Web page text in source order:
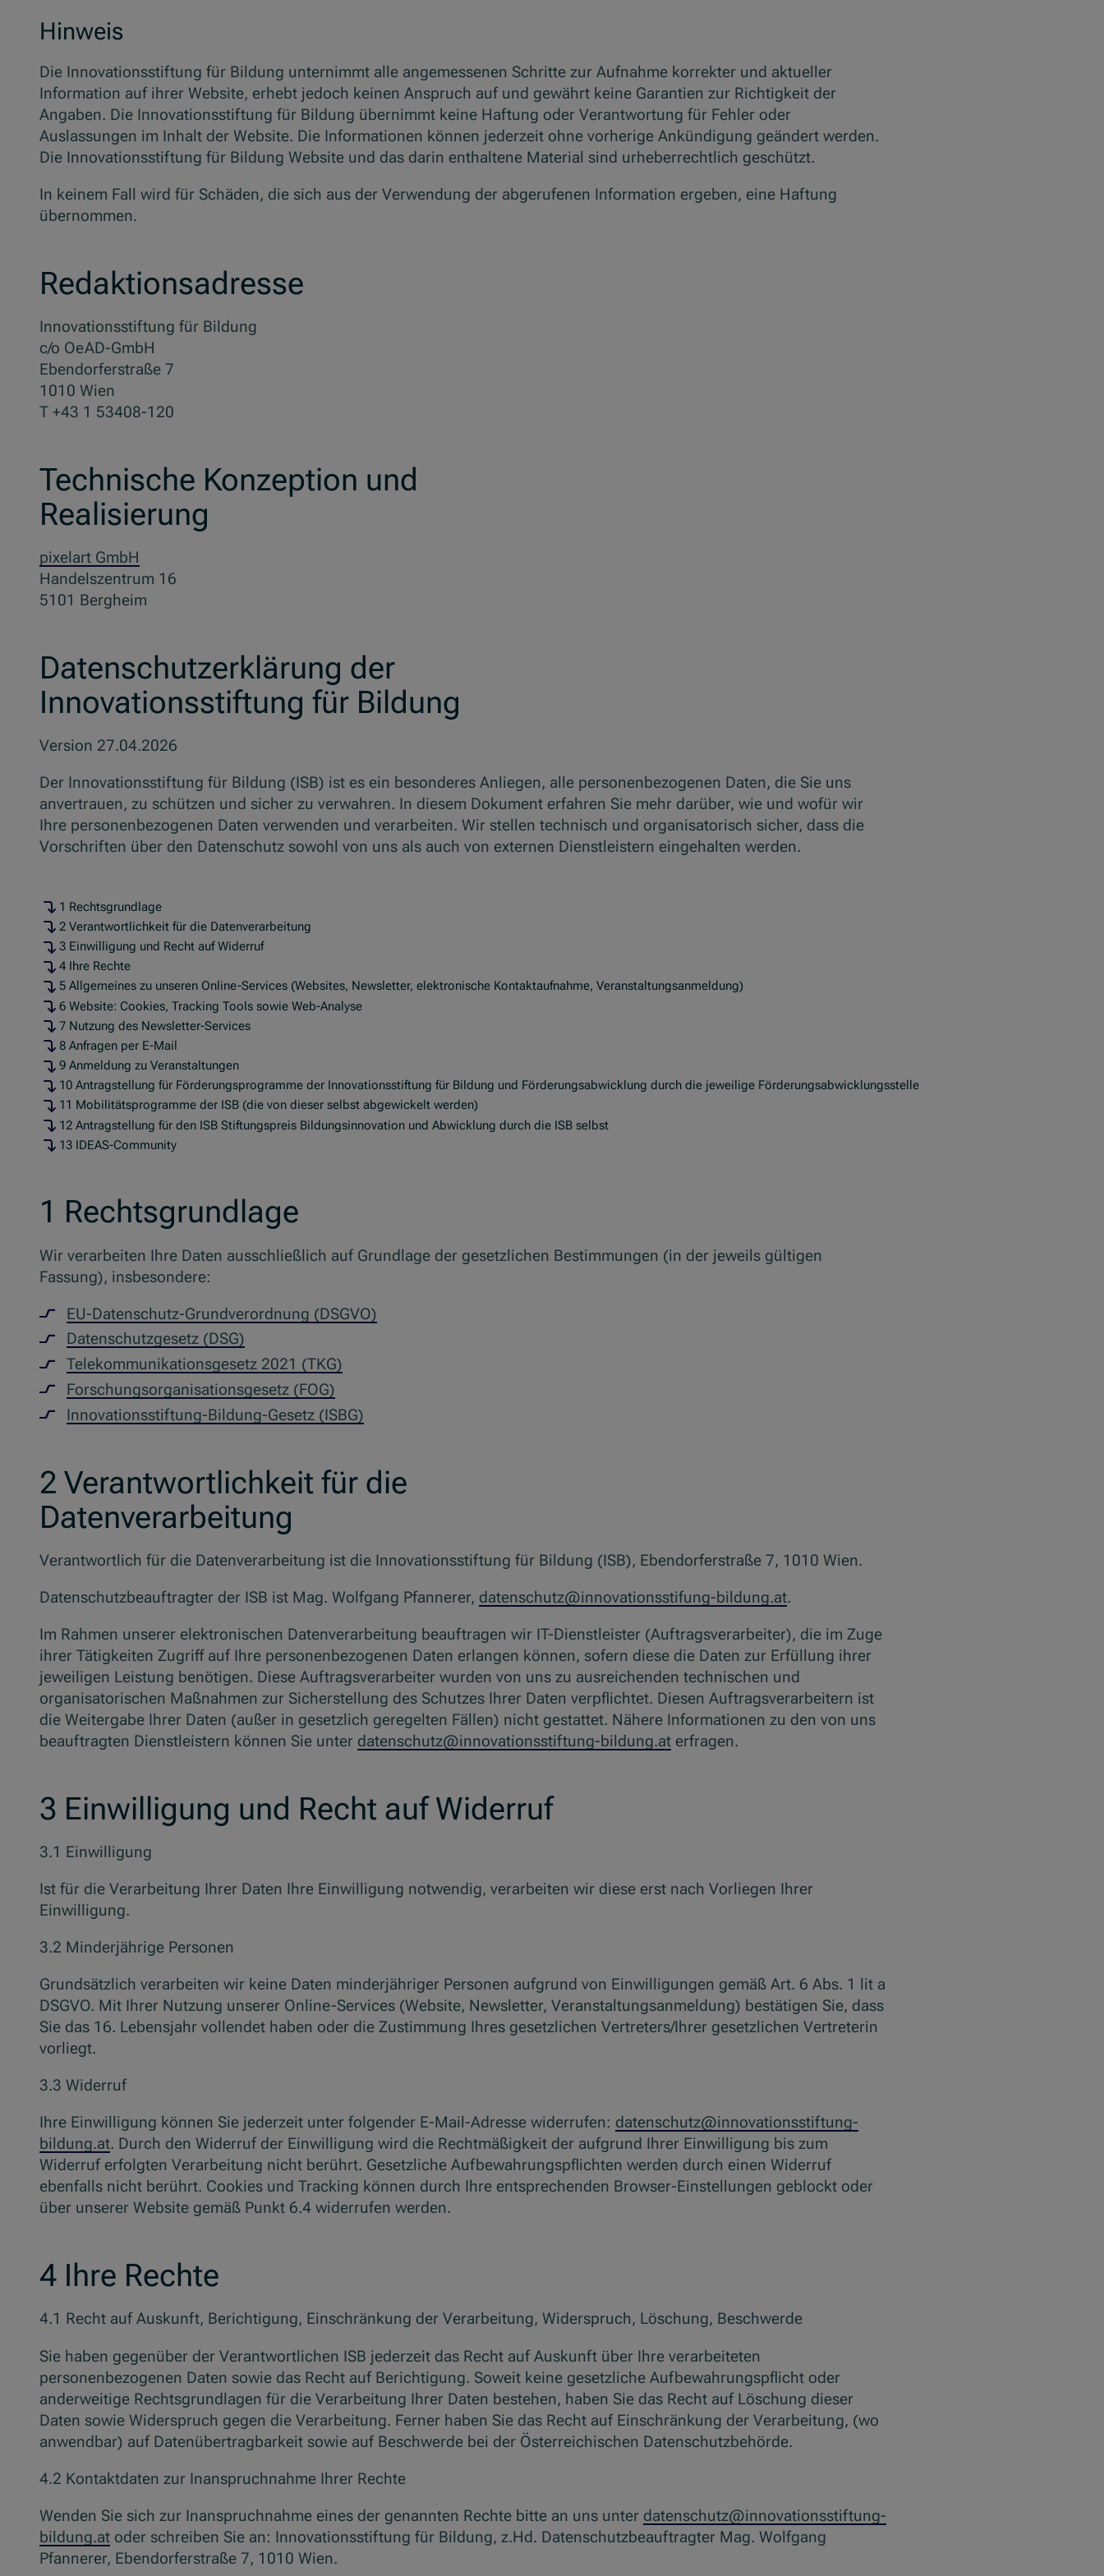
Hinweis
Die Innovationsstiftung für Bildung unternimmt alle angemessenen Schritte zur Aufnahme korrekter und aktueller
Information auf ihrer Website, erhebt jedoch keinen Anspruch auf und gewährt keine Garantien zur Richtigkeit der
Angaben. Die Innovationsstiftung für Bildung übernimmt keine Haftung oder Verantwortung für Fehler oder
Auslassungen im Inhalt der Website. Die Informationen können jederzeit ohne vorherige Ankündigung geändert werden.
Die Innovationsstiftung für Bildung Website und das darin enthaltene Material sind urheberrechtlich geschützt.
In keinem Fall wird für Schäden, die sich aus der Verwendung der abgerufenen Information ergeben, eine Haftung
übernommen.
Redaktionsadresse
Innovationsstiftung für Bildung
c/o OeAD-GmbH
Ebendorferstraße 7
1010 Wien
T +43 1 53408-120
Technische Konzeption und
Realisierung
pixelart GmbH
Handelszentrum 16
5101 Bergheim
Datenschutzerklärung der
Innovationsstiftung für Bildung
Version 27.04.2026
Der Innovationsstiftung für Bildung (ISB) ist es ein besonderes Anliegen, alle personenbezogenen Daten, die Sie uns
anvertrauen, zu schützen und sicher zu verwahren. In diesem Dokument erfahren Sie mehr darüber, wie und wofür wir
Ihre personenbezogenen Daten verwenden und verarbeiten. Wir stellen technisch und organisatorisch sicher, dass die
Vorschriften über den Datenschutz sowohl von uns als auch von externen Dienstleistern eingehalten werden.
1 Rechtsgrundlage
2 Verantwortlichkeit für die Datenverarbeitung
3 Einwilligung und Recht auf Widerruf
4 Ihre Rechte
5 Allgemeines zu unseren Online-Services (Websites, Newsletter, elektronische Kontaktaufnahme, Veranstaltungsanmeldung)
6 Website: Cookies, Tracking Tools sowie Web-Analyse
7 Nutzung des Newsletter-Services
8 Anfragen per E-Mail
9 Anmeldung zu Veranstaltungen
10 Antragstellung für Förderungsprogramme der Innovationsstiftung für Bildung und Förderungsabwicklung durch die jeweilige Förderungsabwicklungsstelle
11 Mobilitätsprogramme der ISB (die von dieser selbst abgewickelt werden)
12 Antragstellung für den ISB Stiftungspreis Bildungsinnovation und Abwicklung durch die ISB selbst
13 IDEAS-Community
1 Rechtsgrundlage
Wir verarbeiten Ihre Daten ausschließlich auf Grundlage der gesetzlichen Bestimmungen (in der jeweils gültigen
Fassung), insbesondere:
EU-Datenschutz-Grundverordnung (DSGVO)
Datenschutzgesetz (DSG)
Telekommunikationsgesetz 2021 (TKG)
Forschungsorganisationsgesetz (FOG)
Innovationsstiftung-Bildung-Gesetz (ISBG)
2 Verantwortlichkeit für die
Datenverarbeitung
Verantwortlich für die Datenverarbeitung ist die Innovationsstiftung für Bildung (ISB), Ebendorferstraße 7, 1010 Wien.
Datenschutzbeauftragter der ISB ist Mag. Wolfgang Pfannerer, datenschutz@innovationsstifung-bildung.at.
Im Rahmen unserer elektronischen Datenverarbeitung beauftragen wir IT-Dienstleister (Auftragsverarbeiter), die im Zuge
ihrer Tätigkeiten Zugriff auf Ihre personenbezogenen Daten erlangen können, sofern diese die Daten zur Erfüllung ihrer
jeweiligen Leistung benötigen. Diese Auftragsverarbeiter wurden von uns zu ausreichenden technischen und
organisatorischen Maßnahmen zur Sicherstellung des Schutzes Ihrer Daten verpflichtet. Diesen Auftragsverarbeitern ist
die Weitergabe Ihrer Daten (außer in gesetzlich geregelten Fällen) nicht gestattet. Nähere Informationen zu den von uns
beauftragten Dienstleistern können Sie unter datenschutz@innovationsstiftung-bildung.at erfragen.
3 Einwilligung und Recht auf Widerruf
3.1 Einwilligung
Ist für die Verarbeitung Ihrer Daten Ihre Einwilligung notwendig, verarbeiten wir diese erst nach Vorliegen Ihrer
Einwilligung.
3.2 Minderjährige Personen
Grundsätzlich verarbeiten wir keine Daten minderjähriger Personen aufgrund von Einwilligungen gemäß Art. 6 Abs. 1 lit a
DSGVO. Mit Ihrer Nutzung unserer Online-Services (Website, Newsletter, Veranstaltungsanmeldung) bestätigen Sie, dass
Sie das 16. Lebensjahr vollendet haben oder die Zustimmung Ihres gesetzlichen Vertreters/Ihrer gesetzlichen Vertreterin
vorliegt.
3.3 Widerruf
Ihre Einwilligung können Sie jederzeit unter folgender E-Mail-Adresse widerrufen: datenschutz@innovationsstiftung-
bildung.at. Durch den Widerruf der Einwilligung wird die Rechtmäßigkeit der aufgrund Ihrer Einwilligung bis zum
Widerruf erfolgten Verarbeitung nicht berührt. Gesetzliche Aufbewahrungspflichten werden durch einen Widerruf
ebenfalls nicht berührt. Cookies und Tracking können durch Ihre entsprechenden Browser-Einstellungen geblockt oder
über unserer Website gemäß Punkt 6.4 widerrufen werden.
4 Ihre Rechte
4.1 Recht auf Auskunft, Berichtigung, Einschränkung der Verarbeitung, Widerspruch, Löschung, Beschwerde
Sie haben gegenüber der Verantwortlichen ISB jederzeit das Recht auf Auskunft über Ihre verarbeiteten
personenbezogenen Daten sowie das Recht auf Berichtigung. Soweit keine gesetzliche Aufbewahrungspflicht oder
anderweitige Rechtsgrundlagen für die Verarbeitung Ihrer Daten bestehen, haben Sie das Recht auf Löschung dieser
Daten sowie Widerspruch gegen die Verarbeitung. Ferner haben Sie das Recht auf Einschränkung der Verarbeitung, (wo
anwendbar) auf Datenübertragbarkeit sowie auf Beschwerde bei der Österreichischen Datenschutzbehörde.
4.2 Kontaktdaten zur Inanspruchnahme Ihrer Rechte
Wenden Sie sich zur Inanspruchnahme eines der genannten Rechte bitte an uns unter datenschutz@innovationsstiftung-
bildung.at oder schreiben Sie an: Innovationsstiftung für Bildung, z.Hd. Datenschutzbeauftragter Mag. Wolfgang
Pfannerer, Ebendorferstraße 7, 1010 Wien.